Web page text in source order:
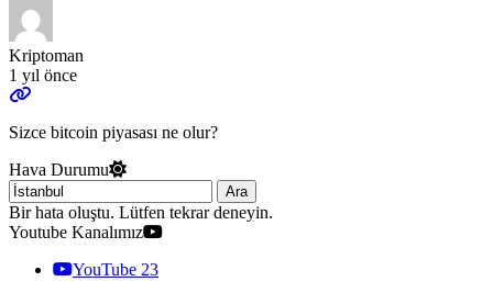
Kriptoman
1 yıl önce
Sizce bitcoin piyasası ne olur?
Hava Durumu
Ara
Bir hata oluştu. Lütfen tekrar deneyin.
Youtube Kanalımız
YouTube 23